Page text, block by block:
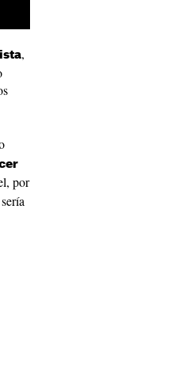
,
por